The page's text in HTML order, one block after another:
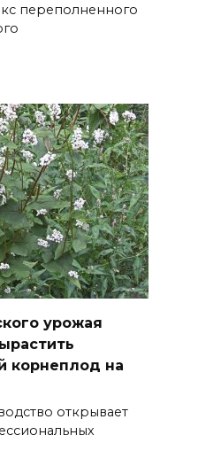
переполненного
урожая
корнеплод на
открывает